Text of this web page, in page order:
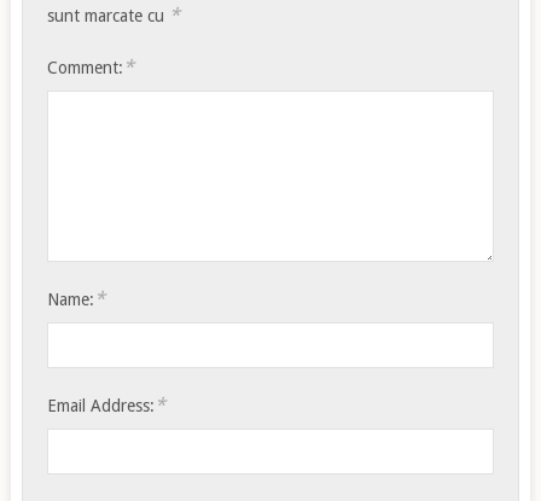
sunt marcate cu *
Comment: *
Name: *
Email Address: *